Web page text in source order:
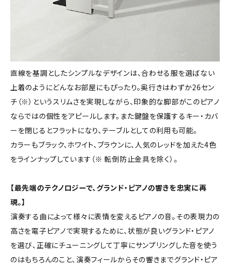
直線を基調としたシンプルなデザインは、合わせる服を選ばない
上着のようにどんなお部屋にもぴったり。奥行きはわずか26セン
チ（※）というスリムさを実現しながら、印象的な脚部がこのピアノ
ならではの個性をアピールします。また鍵盤を保護するキー・カバ
ーを閉じるとフラットになり、テーブルとしての利用も可能。
カラーもブラック、ホワイト、ブラウンに、人気のレッドを加えた4色
をラインナップしています（※ 転倒防止金具を除く）。
【最先端のテクノロジーで、グランド・ピアノの響きを忠実に再
現。】
演奏する曲によって様々に表情を変えるピアノの音。その表現力の
高さを電子ピアノで実現するために、状態が良いグランド・ピアノ
を選び、正確にチューニングして丁寧にサンプリングした音を使う
のはもちろんのこと、演奏フィールからその響きまでグランド・ピア